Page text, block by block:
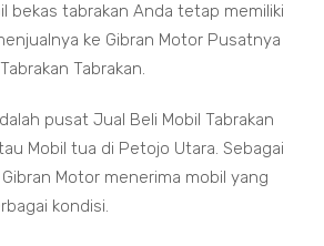
bekas tabrakan Anda tetap memiliki
ke Gibran Motor Pusatnya
Tabrakan.
pusat Jual Beli Mobil Tabrakan
Mobil tua di Petojo Utara. Sebagai
Motor menerima mobil yang
kondisi.